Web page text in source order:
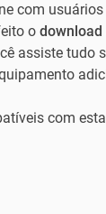
com
o download
assiste tudo
com